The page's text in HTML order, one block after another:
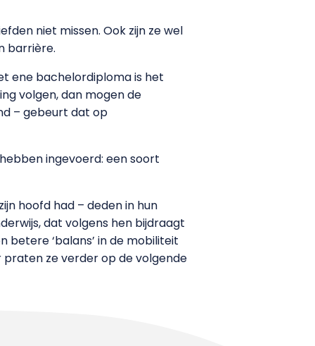
niet missen. Ook zijn ze wel
barrière.
ene bachelordiploma is het
volgen, dan mogen de
– gebeurt dat op
ingevoerd: een soort
hoofd had – deden in hun
dat volgens hen bijdraagt
‘balans’ in de mobiliteit
praten ze verder op de volgende